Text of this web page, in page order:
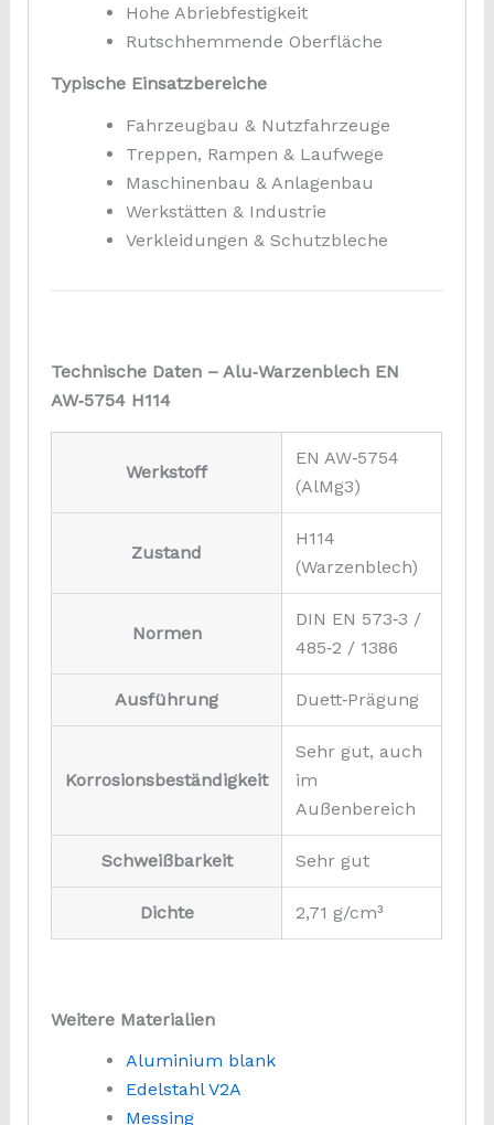
Hohe Abriebfestigkeit
Rutschhemmende Oberfläche
Typische Einsatzbereiche
Fahrzeugbau & Nutzfahrzeuge
Treppen, Rampen & Laufwege
Maschinenbau & Anlagenbau
Werkstätten & Industrie
Verkleidungen & Schutzbleche
Technische Daten – Alu‑Warzenblech EN
AW‑5754 H114
Werkstoff
EN AW‑5754
(AlMg3)
Zustand
H114
(Warzenblech)
Normen
DIN EN 573‑3 /
485‑2 / 1386
Ausführung Duett‑Prägung
Korrosionsbeständigkeit
Sehr gut, auch
im
Außenbereich
Schweißbarkeit Sehr gut
Dichte 2,71 g/cm³
Weitere Materialien
Aluminium blank
Edelstahl V2A
Messing